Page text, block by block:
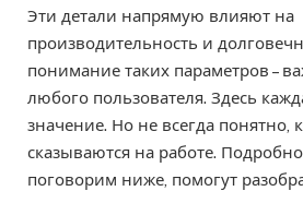
Эти детали напрямую влияют на
производительность и
понимание таких параметров –
любого пользователя. Здесь
значение. Но не всегда понятно,
сказываются на работе.
поговорим ниже, помогут